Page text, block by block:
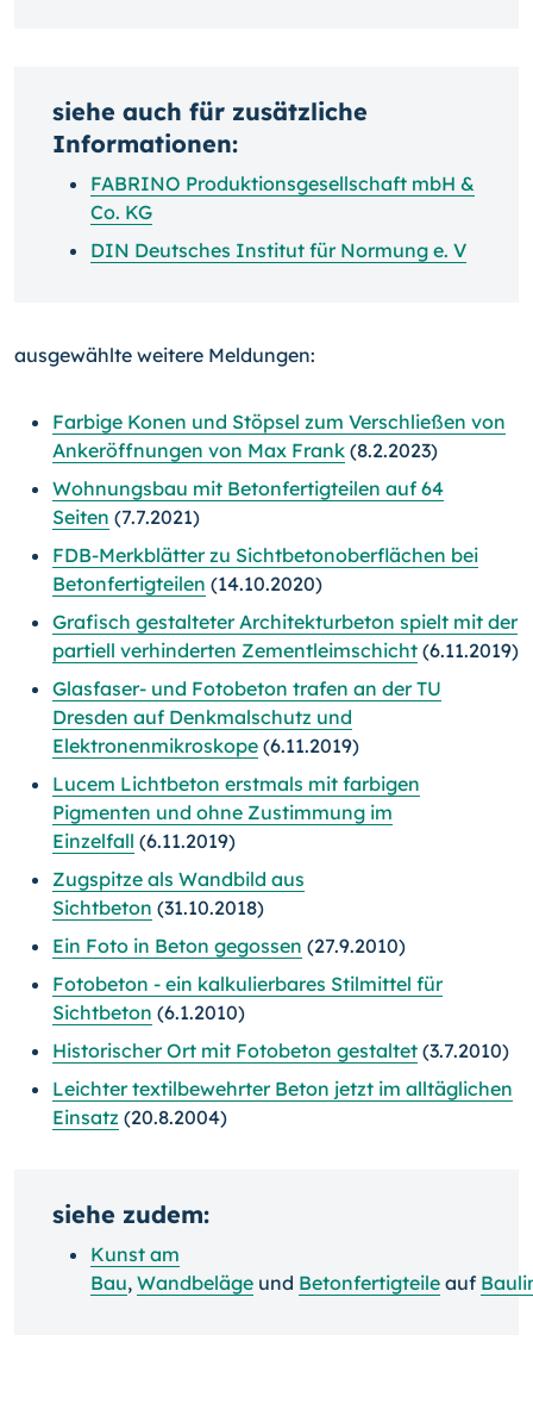
siehe auch für zusätzliche
Informationen:
FABRINO Produktionsgesellschaft mbH &
Co. KG
DIN Deutsches Institut für Normung e. V
ausgewählte weitere Meldungen:
Farbige Konen und Stöpsel zum Verschließen von
Ankeröffnungen von Max Frank (8.2.2023)
Wohnungsbau mit Betonfertigteilen auf 64
Seiten (7.7.2021)
FDB-Merkblätter zu Sichtbetonoberflächen bei
Betonfertigteilen (14.10.2020)
Grafisch gestalteter Architekturbeton spielt mit der
partiell verhinderten Zementleimschicht (6.11.2019)
Glasfaser- und Fotobeton trafen an der TU
Dresden auf Denkmalschutz und
Elektronenmikroskope (6.11.2019)
Lucem Lichtbeton erstmals mit farbigen
Pigmenten und ohne Zustimmung im
Einzelfall (6.11.2019)
Zugspitze als Wandbild aus
Sichtbeton (31.10.2018)
Ein Foto in Beton gegossen (27.9.2010)
Fotobeton - ein kalkulierbares Stilmittel für
Sichtbeton (6.1.2010)
Historischer Ort mit Fotobeton gestaltet (3.7.2010)
Leichter textilbewehrter Beton jetzt im alltäglichen
Einsatz (20.8.2004)
siehe zudem:
Kunst am
Bau, Wandbeläge und Betonfertigteile auf